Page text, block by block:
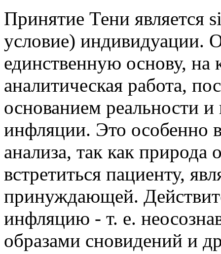
Принятие Тени является
условие) индивидуации.
единственную основу, на
аналитическая работа,
основанием реальности
инфляции. Это особенно
анализа, так как природа
встретиться пациенту,
принуждающей.
инфляцию - т. е.
образами сновидений и